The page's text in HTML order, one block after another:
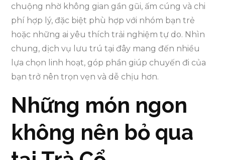
chuộng nhờ không gian gần gũi, ấm cúng và chi
phí hợp lý, đặc biệt phù hợp với nhóm bạn trẻ
hoặc những ai yêu thích trải nghiệm tự do. Nhìn
chung, dịch vụ lưu trú tại đây mang đến nhiều
lựa chọn linh hoạt, góp phần giúp chuyến đi của
bạn trở nên trọn vẹn và dễ chịu hơn.
Những món ngon
không nên bỏ qua